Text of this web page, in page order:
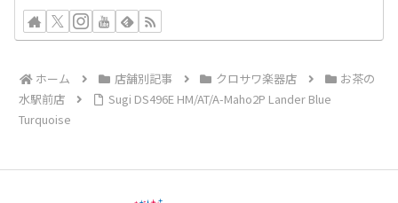
ホーム 店舗別記事 クロサワ楽器店
お茶の
水駅前店
Sugi DS496E HM/AT/A-Maho2P Lander Blue
Turquoise